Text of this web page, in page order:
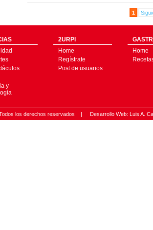
1
y
2URPI
Home
Regístrate
Post de usuarios
Home
los derechos reservados | Desarrollo Web: Luis